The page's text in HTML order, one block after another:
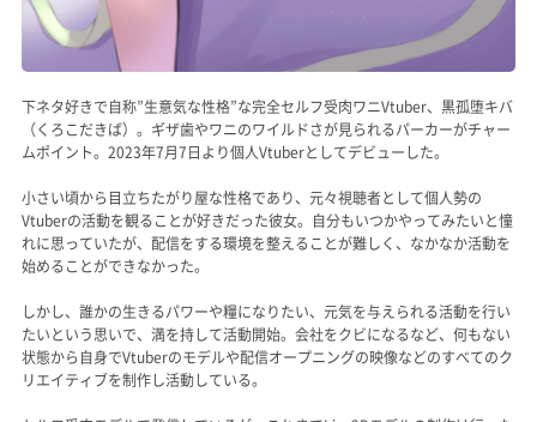
下ネタ好きで自称”生意気な性格”な完全セルフ受肉ワニVtuber、黒孤堕キバ
（くろこだきば）。ギザ歯やワニのワイルドさが見られるパーカーがチャー
ムポイント。2023年7月7日より個人Vtuberとしてデビューした。
小さい頃から目立ちたがり屋な性格であり、元々視聴者として個人勢の
Vtuberの活動を観ることが好きだった彼女。自分もいつかやってみたいと憧
れに思っていたが、配信をする環境を整えることが難しく、なかなか活動を
始めることができなかった。
しかし、誰かの生きるパワーや糧になりたい、元気を与えられる活動を行い
たいという思いで、満を持して活動開始。会社をクビになるなど、何もない
状態から自身でVtuberのモデルや配信オープニングの映像などのすべてのク
リエイティブを制作し活動している。